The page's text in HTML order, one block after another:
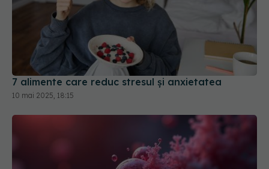
7 alimente care reduc stresul și anxietatea
10 mai 2025, 18:15